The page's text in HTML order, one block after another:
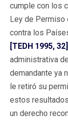
cumple con los
Ley de Permiso
contra los
[TEDH 1995, 32]
administrativa
demandante ya
le retiró su
estos
un derecho